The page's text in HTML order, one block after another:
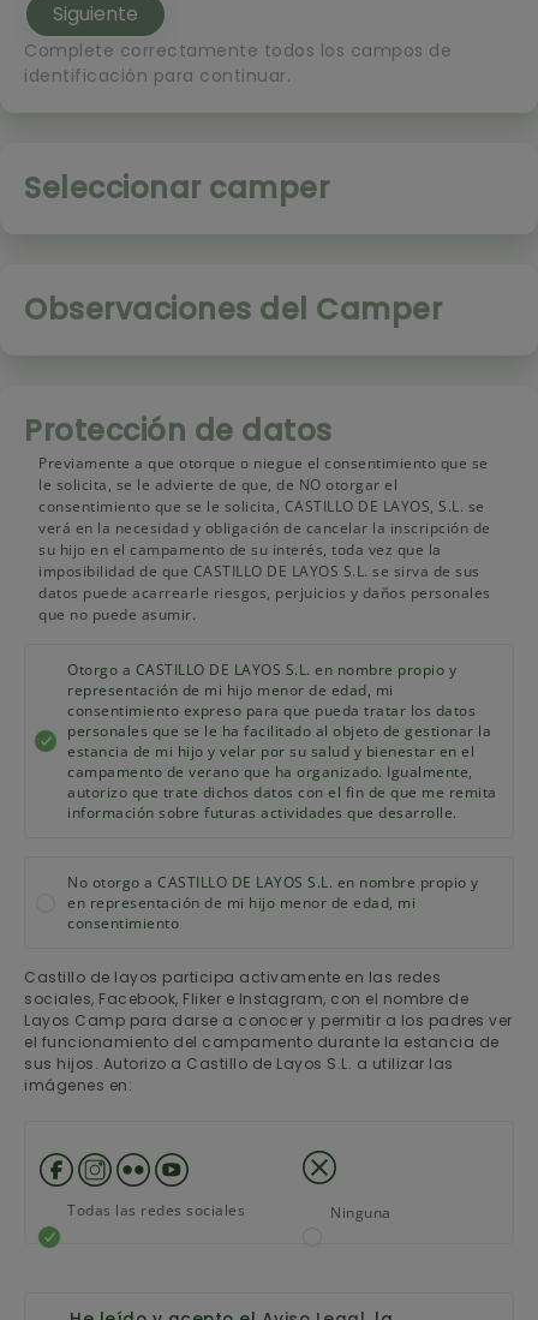
Complete correctamente todos los campos de
identificación para continuar.
Seleccionar camper
Observaciones del Camper
Protección de datos
Previamente a que otorque o niegue el consentimiento que se
le solicita, se le advierte de que, de NO otorgar el
consentimiento que se le solicita, CASTILLO DE LAYOS, S.L. se
verá en la necesidad y obligación de cancelar la inscripción de
su hijo en el campamento de su interés, toda vez que la
imposibilidad de que CASTILLO DE LAYOS S.L. se sirva de sus
datos puede acarrearle riesgos, perjuicios y daños personales
que no puede asumir.
Otorgo a CASTILLO DE LAYOS S.L. en nombre propio y
representación de mi hijo menor de edad, mi
consentimiento expreso para que pueda tratar los datos
personales que se le ha facilitado al objeto de gestionar la
estancia de mi hijo y velar por su salud y bienestar en el
campamento de verano que ha organizado. Igualmente,
autorizo que trate dichos datos con el fin de que me remita
información sobre futuras actividades que desarrolle.
No otorgo a CASTILLO DE LAYOS S.L. en nombre propio y
en representación de mi hijo menor de edad, mi
consentimiento
Castillo de layos participa activamente en las redes
sociales, Facebook, Fliker e Instagram, con el nombre de
Layos Camp para darse a conocer y permitir a los padres ver
el funcionamiento del campamento durante la estancia de
sus hijos. Autorizo a Castillo de Layos S.L. a utilizar las
imágenes en:
Todas las redes sociales Ninguna